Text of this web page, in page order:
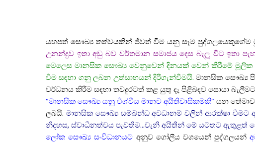
යහපත් සෞඛ්‍ය තත්වයකින් ජීවත් වීම යනු සෑම පුද්ගලයෙකුගේම
උනන්දුව ඉතා අඩු බව වර්තමාන සමාජය දෙස බැලූ විට ඉතා
මෙලෙස මානසික සෞඛ්‍ය වෙනුවෙන් දිනයක් වෙන් කීරීමේ මූලික
වීම සඳහා ගනු ලබන උත්සාහයන් දිරිගැන්වීමයි.මානසික සෞඛ්‍ය
වර්ධනය කිරීම සඳහා තවදුරටත් කළ යුතු දෑ පිළිබඳව සොයා
“මානසික සෞඛ්‍ය යනු විශ්වීය මානව අයිතිවාසිකමකි”යන
ලබයි. මානසික සෞඛ්‍ය සම්බන්ධ අවධානම් වලින් ආරක්ෂා වීමට
නිදහස, ස්වාධීනත්වය පැවතීම…වැනි අයිතීන් මේ යටතට ඇතුළත්
ලෝක සෞඛ්‍ය සංවිධානයට අනුව ගෝලීය වශයෙන් පුද්ගලයන්